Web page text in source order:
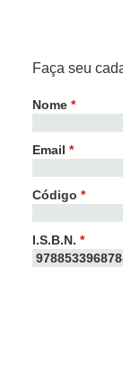
Faça seu
Nome *
Email *
Código *
I.S.B.N. *